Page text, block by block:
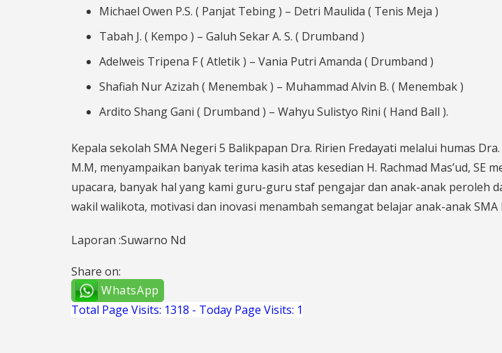
Michael Owen P.S. ( Panjat Tebing ) – Detri Maulida ( Tenis Meja )
Tabah J. ( Kempo ) – Galuh Sekar A. S. ( Drumband )
Adelweis Tripena F ( Atletik ) – Vania Putri Amanda ( Drumband )
Shafiah Nur Azizah ( Menembak ) – Muhammad Alvin B. ( Menembak )
Ardito Shang Gani ( Drumband ) – Wahyu Sulistyo Rini ( Hand Ball ).
Kepala sekolah SMA Negeri 5 Balikpapan Dra. Ririen Fredayati melalui humas
M.M, menyampaikan banyak terima kasih atas kesedian H. Rachmad Mas’ud, SE
upacara, banyak hal yang kami guru-guru staf pengajar dan anak-anak peroleh
wakil walikota, motivasi dan inovasi menambah semangat belajar anak-anak SMA
Laporan :Suwarno Nd
Share on:
WhatsApp
Total Page Visits: 1318 - Today Page Visits: 1